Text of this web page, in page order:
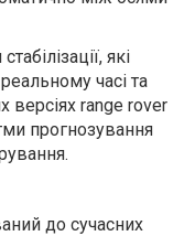
які
часі та
версіях range rover
прогнозування
до сучасних